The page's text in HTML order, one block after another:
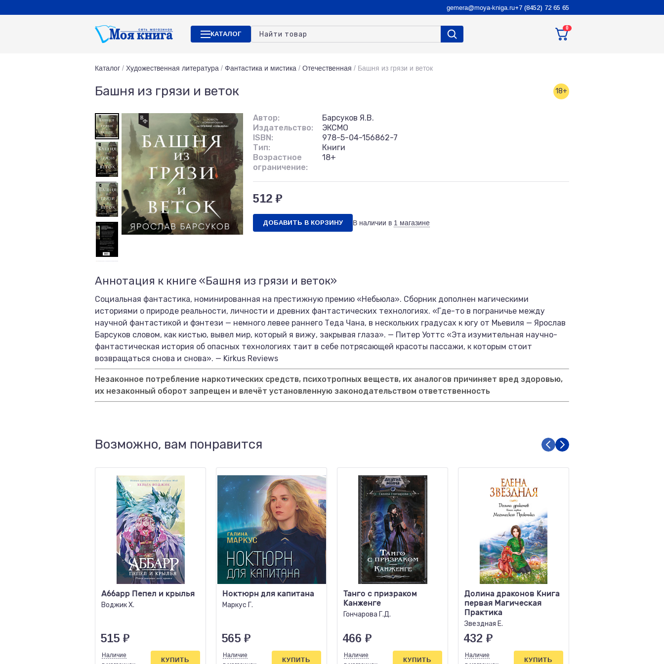
gemera@moya-kniga.ru+7 (8452) 72 65 65
КАТАЛОГ
0
Каталог / Художественная литература / Фантастика и мистика / Отечественная / Башня из грязи и веток
Башня из грязи и веток 18+
Автор:
Барсуков Я.В.
Издательство:
ЭКСМО
ISBN:
978-5-04-156862-7
Тип:
Книги
Возрастное
ограничение:
18+
512 ₽
ДОБАВИТЬ В КОРЗИНУ В наличии в 1 магазине
Аннотация к книге «Башня из грязи и веток»
Социальная фантастика, номинированная на престижную премию «Небьюла». Сборник дополнен магическими
историями о природе реальности, личности и древних фантастических технологиях. «Где-то в пограничье между
научной фантастикой и фэнтези — немного левее раннего Теда Чана, в нескольких градусах к югу от Мьевиля — Ярослав
Барсуков словом, как кистью, вывел мир, который я вижу, закрывая глаза». — Питер Уоттс «Эта изумительная научно-
фантастическая история об опасных технологиях таит в себе потрясающей красоты пассажи, к которым стоит
возвращаться снова и снова». — Kirkus Reviews
Незаконное потребление наркотических средств, психотропных веществ, их аналогов причиняет вред здоровью,
их незаконный оборот запрещен и влечёт установленную законодательством ответственность
Возможно, вам понравится
Аббарр Пепел и крылья
Воджик Х.
515 ₽
Наличие
КУПИТЬ
Ноктюрн для капитана
Маркус Г.
565 ₽
Наличие
КУПИТЬ
Танго с призраком
Канженге
Гончарова Г.Д.
466 ₽
Наличие
КУПИТЬ
Долина драконов Книга
первая Магическая
Практика
Звездная Е.
432 ₽
Наличие
КУПИТЬ